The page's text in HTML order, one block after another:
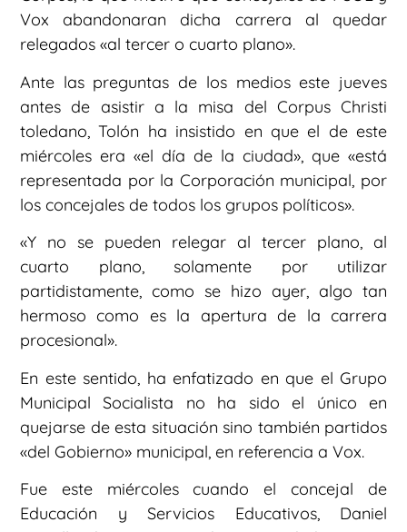
Vox abandonaran dicha carrera al quedar
relegados «al tercer o cuarto plano».
Ante las preguntas de los medios este jueves
antes de asistir a la misa del Corpus Christi
toledano, Tolón ha insistido en que el de este
miércoles era «el día de la ciudad», que «está
representada por la Corporación municipal, por
los concejales de todos los grupos políticos».
«Y no se pueden relegar al tercer plano, al
cuarto plano, solamente por utilizar
partidistamente, como se hizo ayer, algo tan
hermoso como es la apertura de la carrera
procesional».
En este sentido, ha enfatizado en que el Grupo
Municipal Socialista no ha sido el único en
quejarse de esta situación sino también partidos
«del Gobierno» municipal, en referencia a Vox.
Fue este miércoles cuando el concejal de
Educación y Servicios Educativos, Daniel